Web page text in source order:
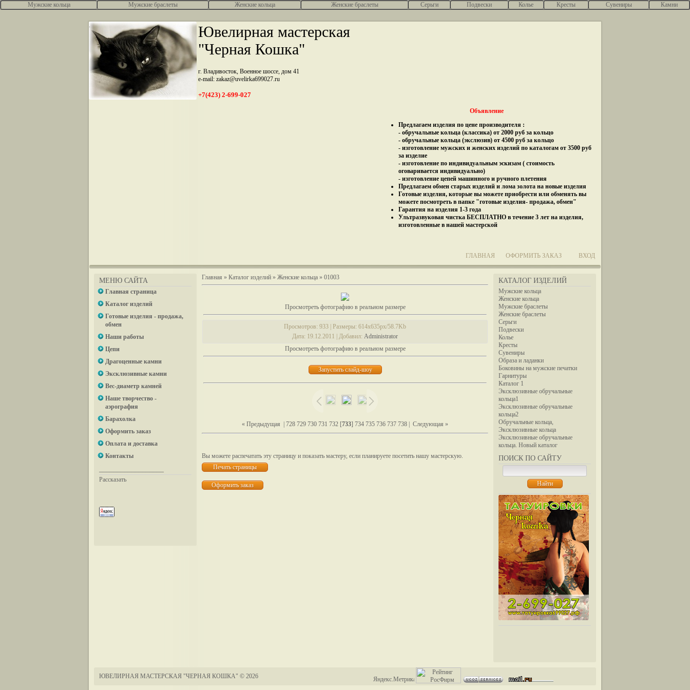
Мужские кольца Мужские браслеты Женcкие кольца Женские браслеты Серьги Подвески Колье Кресты Сувениры Камни
.
Ювелирная мастерская
"Черная Кошка"
г. Владивосток, Военное шоссе, дом 41
e-mail: zakaz@uvelirka699027.ru
+7(423) 2-699-027
Объявление
Предлагаем изделия по цене производителя :
- обручальные кольца (классика) от 2000 руб за кольцо
- обручальные кольца (экслюзив) от 4500 руб за кольцо
- изготовление мужских и женских изделий по каталогам от 3500 руб
за изделие
- изготовление по индивидуальным эскизам ( стоимость
оговаривается индивидуально)
- изготовление цепей машинного и ручного плетения
Предлагаем обмен старых изделий и лома золота на новые изделия
Готовые изделия, которые вы можете приобрести или обменять вы
можете посмотреть в папке "готовые изделия- продажа, обмен"
Гарантия на изделия 1-3 года
Ультразвуковая чистка БЕСПЛАТНО в течение 3 лет на изделия,
изготовленные в нашей мастерской
ГЛАВНАЯ ОФОРМИТЬ ЗАКАЗ ВХОД
МЕНЮ САЙТА
Главная страница
Каталог изделий
Готовые изделия - продажа,
обмен
Наши работы
Цепи
Драгоценные камни
Эксклюзивные камни
Вес-диаметр камней
Наше творчество -
аэрография
Барахолка
Оформить заказ
Оплата и доставка
Контакты
Рассказать
КАТАЛОГ ИЗДЕЛИЙ
Мужские кольца
Женские кольца
Мужские браслеты
Женские браслеты
Серьги
Подвески
Колье
Кресты
Сувениры
Образа и ладанки
Боковины на мужские печатки
Гарнитуры
Каталог 1
Эксклюзивные обручальные
кольца1
Эксклюзивные обручальные
кольца2
Обручальные кольца,
Эксклюзивные кольца
Эксклюзивные обручальные
кольца. Новый каталог
ПОИСК ПО САЙТУ
Главная » Каталог изделий » Женские кольца » 01003
Просмотреть фотографию в реальном размере
Просмотров: 933 | Размеры: 614x635px/58.7Kb
Дата: 19.12.2011 | Добавил: Administrator
Просмотреть фотографию в реальном размере
« Предыдущая 728 729 730 731 732 [733] 734 735 736 737 738 Следующая »
Вы можете распечатать эту страницу и показать мастеру, если планируете посетить нашу мастерскую.
ЮВЕЛИРНАЯ МАСТЕРСКАЯ "ЧЕРНАЯ КОШКА" © 2026